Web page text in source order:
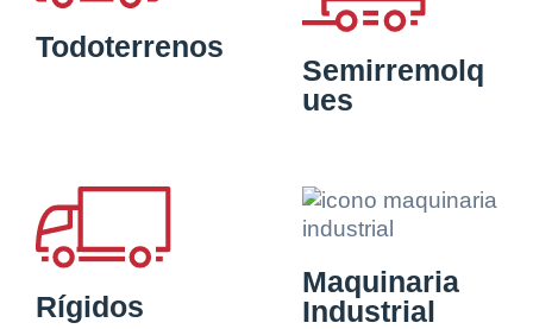
Todoterrenos
Semirremolq
ues
Rígidos
Maquinaria
Industrial